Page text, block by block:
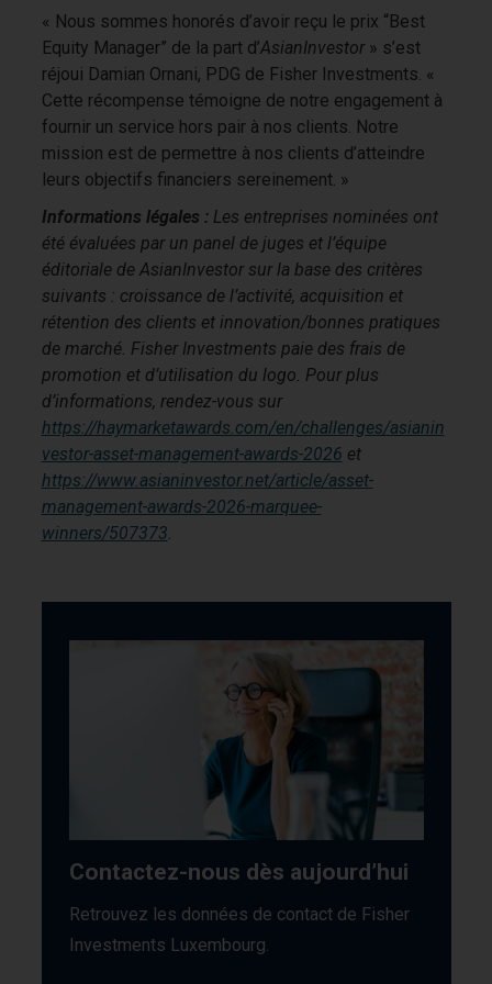
« Nous sommes honorés d’avoir reçu le prix “Best
Equity Manager” de la part d’AsianInvestor» s’est
réjoui Damian Ornani, PDG de Fisher Investments. «
Cette récompense témoigne de notre engagement à
fournir un service hors pair à nos clients. Notre
mission est de permettre à nos clients d’atteindre
leurs objectifs financiers sereinement. »
Informations légales :Les entreprises nominées ont
été évaluées par un panel de juges et l’équipe
éditoriale de AsianInvestor sur la base des critères
suivants : croissance de l’activité, acquisition et
rétention des clients et innovation/bonnes pratiques
de marché. Fisher Investments paie des frais de
promotion et d’utilisation du logo. Pour plus
d’informations, rendez-vous sur
https://haymarketawards.com/en/challenges/asianin
vestor-asset-management-awards-2026 et
https://www.asianinvestor.net/article/asset-
management-awards-2026-marquee-
winners/507373.
Contactez-nous dès aujourd’hui
Retrouvez les données de contact de Fisher
Investments Luxembourg.